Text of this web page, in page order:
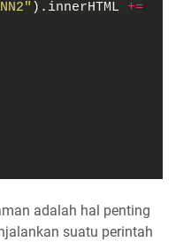
).innerHTML +=
adalah hal penting
suatu perintah